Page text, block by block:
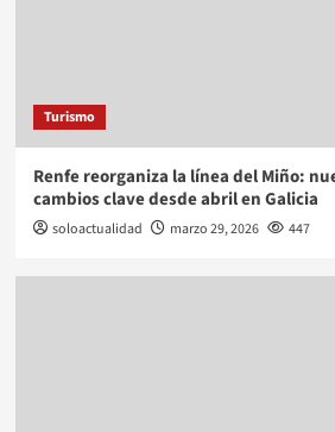
Turismo
Renfe reorganiza la línea del Miño:
cambios clave desde abril en Galicia
soloactualidad marzo 29, 2026 447